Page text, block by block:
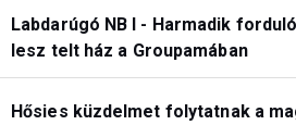
Labdarúgó NB I - Harmadik
lesz telt ház a Groupamában
Hősies küzdelmet folytatnak a